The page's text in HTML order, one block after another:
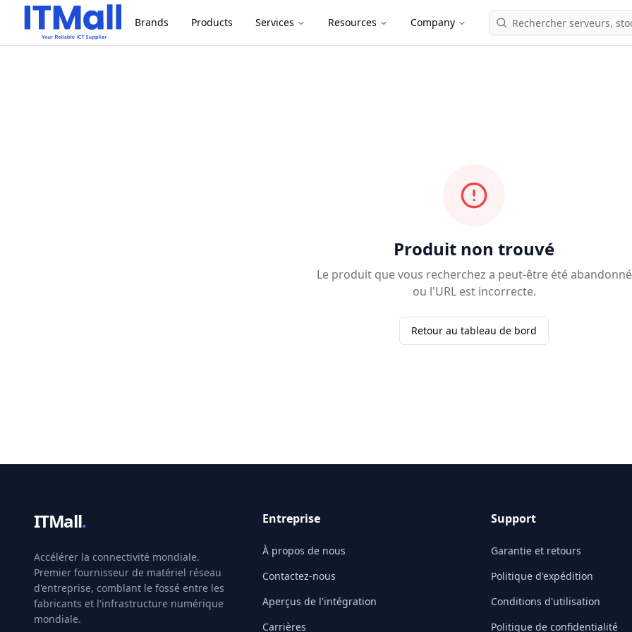
Brands Products Services Resources Company
Produit non trouvé
Le produit que vous recherchez a peut-être été abandonné
ou l'URL est incorrecte.
Retour au tableau de bord
ITMall.
Accélérer la connectivité mondiale.
Premier fournisseur de matériel réseau
d'entreprise, comblant le fossé entre les
fabricants et l'infrastructure numérique
mondiale.
Entreprise
À propos de nous
Contactez-nous
Aperçus de l'intégration
Carrières
Support
Garantie et retours
Politique d'expédition
Conditions d'utilisation
Politique de confidentialité